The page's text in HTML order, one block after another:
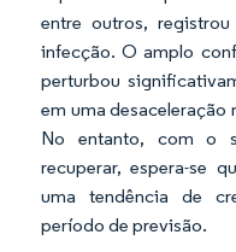
entre outros,
infecção. O amplo
perturbou
em uma desaceleração
No entanto, com o
recuperar, espera-se
uma tendência de
período de previsão.